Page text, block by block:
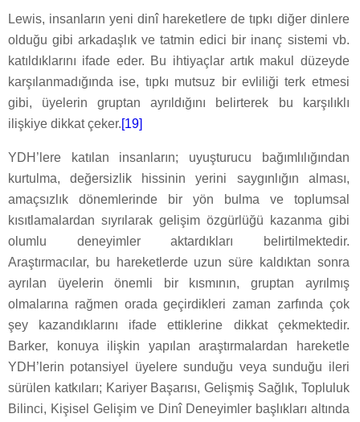
Lewis, insanların yeni dinî hareketlere de tıpkı diğer dinlere
olduğu gibi arkadaşlık ve tatmin edici bir inanç sistemi vb.
katıldıklarını ifade eder. Bu ihtiyaçlar artık makul düzeyde
karşılanmadığında ise, tıpkı mutsuz bir evliliği terk etmesi
gibi, üyelerin gruptan ayrıldığını belirterek bu karşılıklı
ilişkiye dikkat çeker.[19]
YDH’lere katılan insanların; uyuşturucu bağımlılığından
kurtulma, değersizlik hissinin yerini saygınlığın alması,
amaçsızlık dönemlerinde bir yön bulma ve toplumsal
kısıtlamalardan sıyrılarak gelişim özgürlüğü kazanma gibi
olumlu deneyimler aktardıkları belirtilmektedir.
Araştırmacılar, bu hareketlerde uzun süre kaldıktan sonra
ayrılan üyelerin önemli bir kısmının, gruptan ayrılmış
olmalarına rağmen orada geçirdikleri zaman zarfında çok
şey kazandıklarını ifade ettiklerine dikkat çekmektedir.
Barker, konuya ilişkin yapılan araştırmalardan hareketle
YDH’lerin potansiyel üyelere sunduğu veya sunduğu ileri
sürülen katkıları; Kariyer Başarısı, Gelişmiş Sağlık, Topluluk
Bilinci, Kişisel Gelişim ve Dinî Deneyimler başlıkları altında